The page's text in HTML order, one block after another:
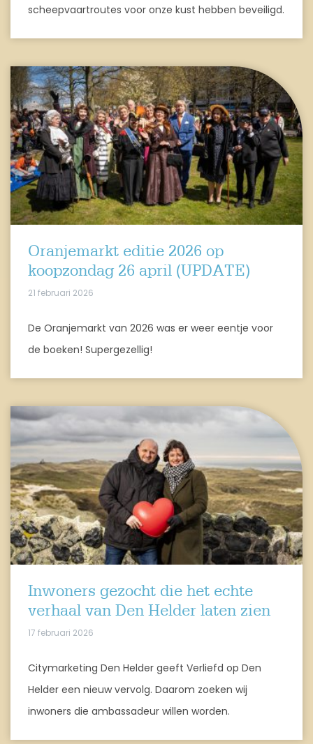
scheepvaartroutes voor onze kust hebben beveiligd.
Oranjemarkt editie 2026 op
koopzondag 26 april (UPDATE)
21 februari 2026
De Oranjemarkt van 2026 was er weer eentje voor
de boeken! Supergezellig!
Inwoners gezocht die het echte
verhaal van Den Helder laten zien
17 februari 2026
Citymarketing Den Helder geeft Verliefd op Den
Helder een nieuw vervolg. Daarom zoeken wij
inwoners die ambassadeur willen worden.